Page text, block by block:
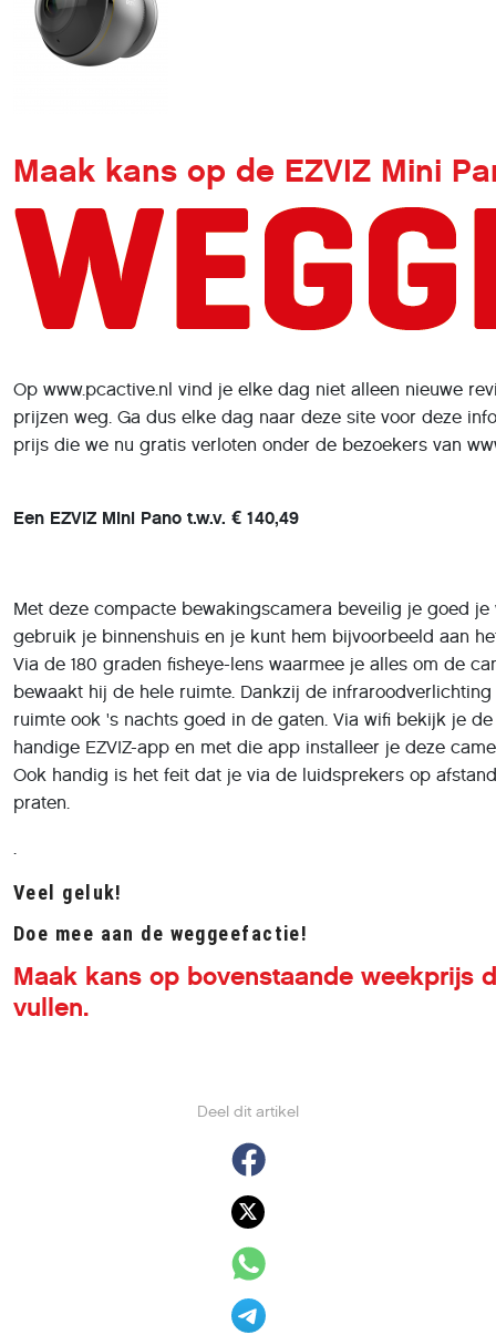
Deel dit artikel
Maak kans op de EZVIZ Mini
Op www.pcactive.nl vind je elke dag niet alleen nieuwe
prijzen weg. Ga dus elke dag naar deze site voor deze
prijs die we nu gratis verloten onder de bezoekers van
Een EZVIZ Mini Pano t.w.v. € 140,49
Met deze compacte bewakingscamera beveilig je goed je
gebruik je binnenshuis en je kunt hem bijvoorbeeld aan
Via de 180 graden fisheye-lens waarmee je alles om de
bewaakt hij de hele ruimte. Dankzij de
ruimte ook 's nachts goed in de gaten. Via wifi bekijk je
handige EZVIZ-app en met die app installeer je deze
Ook handig is het feit dat je via de luidsprekers op
praten.
.
Veel geluk!
Doe mee aan de weggeefactie!
Maak kans op bovenstaande weekprijs
vullen.